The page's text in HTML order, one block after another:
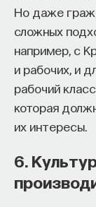
Но даже
сложных
например, с
и рабочих, и
рабочий
которая
их интересы.
6.
мы понимаем
или
Заметьте
прошлого и
связан с
стать хуже,
имеем.